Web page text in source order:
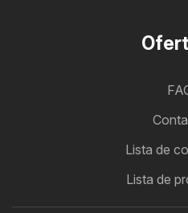
Lista de
Lista de